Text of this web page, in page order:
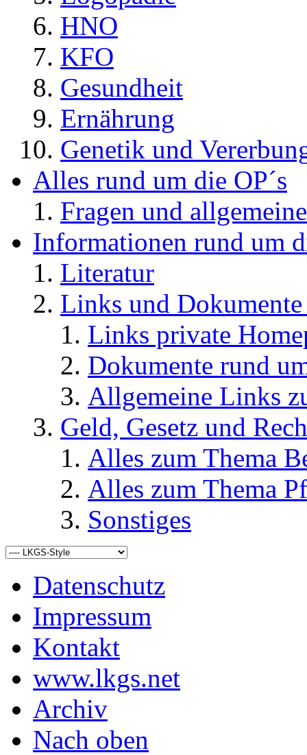
HNO
KFO
Gesundheit
Ernährung
Genetik und
Alles rund um die OP´s
Fragen und
Informationen rund um
Literatur
Links und
Links private
Dokumente rund
Allgemeine Links
Geld, Gesetz und
Alles zum Thema
Alles zum Thema
Sonstiges
Datenschutz
Impressum
Kontakt
www.lkgs.net
Archiv
Nach oben